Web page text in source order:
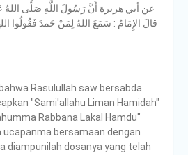
عن أبي هريرة أَنَّ رَسُولَ اللَّهِ صَلَّى اللهُ
قالَ الإِمَامُ : سَمَعَ اللهُ لِمَنْ حَمدَ فَقُولُوا
Rasulullah saw bersabda
"Sami'allahu Liman Hamidah"
Rabbana Lakal Hamdu"
ucapanma bersamaan dengan
diampunilah dosanya yang telah